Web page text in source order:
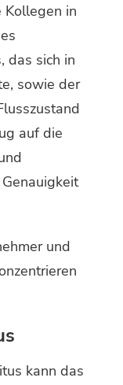
Kollegen in
das sich in
sowie der
auf die
und
kann das